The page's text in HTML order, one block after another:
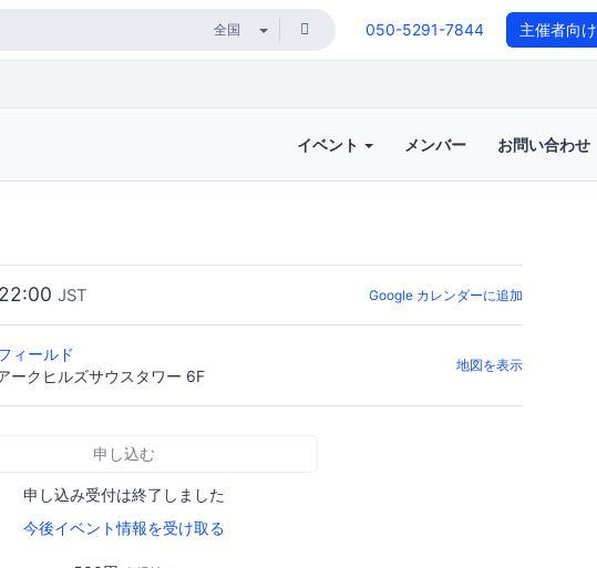
050-5291-7844 主催者向け
イベント メンバー お問い合わせ
JST Google カレンダーに追加
ィールド
ークヒルズサウスタワー 6F
地図を表示
申し込む
申し込み受付は終了しました
今後イベント情報を受け取る